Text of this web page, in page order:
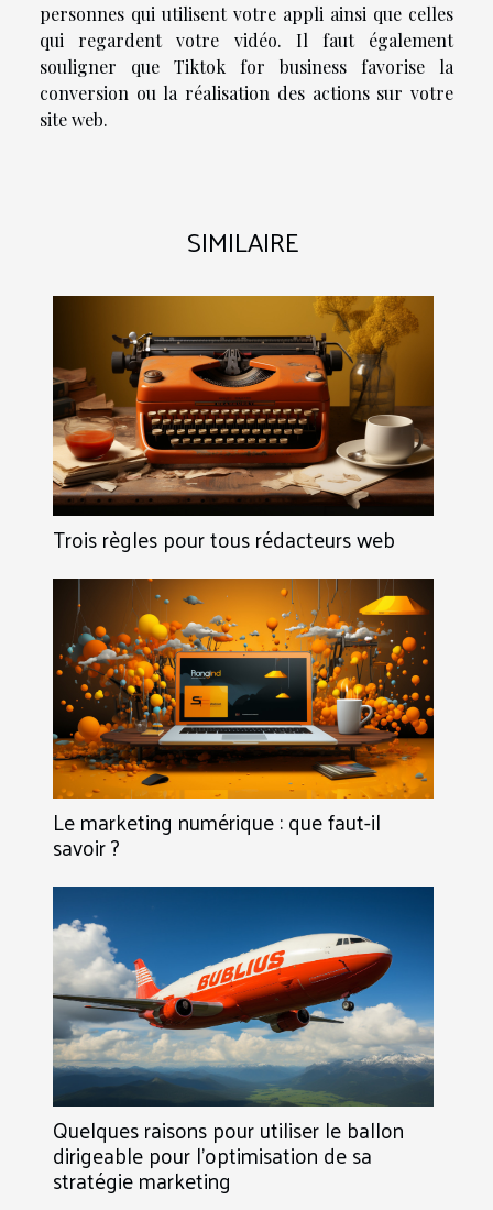
personnes qui utilisent votre appli ainsi que celles
qui regardent votre vidéo. Il faut également
souligner que Tiktok for business favorise la
conversion ou la réalisation des actions sur votre
site web.
SIMILAIRE
Trois règles pour tous rédacteurs web
Le marketing numérique : que faut-il
savoir ?
Quelques raisons pour utiliser le ballon
dirigeable pour l’optimisation de sa
stratégie marketing